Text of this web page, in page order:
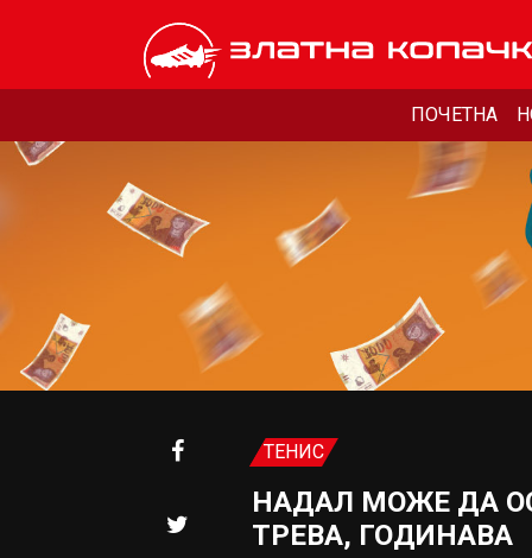
ПОЧЕТНА
ТЕНИС
НАДАЛ МОЖЕ ДА
ТРЕВА, ГОДИНАВА